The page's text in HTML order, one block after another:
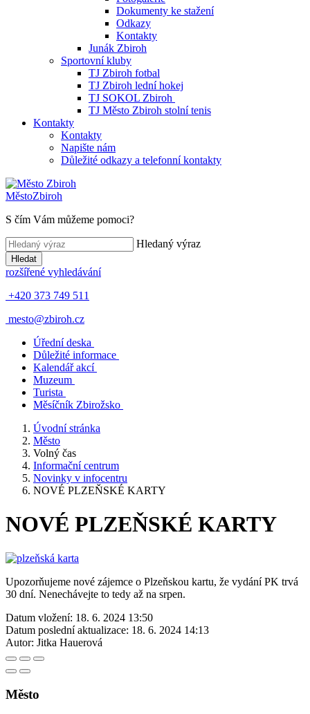
Dokumenty ke stažení
Odkazy
Kontakty
Junák Zbiroh
Sportovní kluby
TJ Zbiroh fotbal
TJ Zbiroh lední hokej
TJ SOKOL Zbiroh
TJ Město Zbiroh stolní tenis
Kontakty
Kontakty
Napište nám
Důležité odkazy a telefonní kontakty
MěstoZbiroh
S čím Vám můžeme pomoci?
Hledaný výraz
Hledat
rozšířené vyhledávání
+420 373 749 511
mesto@zbiroh.cz
Úřední deska
Důležité informace
Kalendář akcí
Muzeum
Turista
Měsíčník Zbirožsko
Úvodní stránka
Město
Volný čas
Informační centrum
Novinky v infocentru
NOVÉ PLZEŇSKÉ KARTY
NOVÉ PLZEŇSKÉ KARTY
Upozorňujeme nové zájemce o Plzeňskou kartu, že vydání PK trvá
30 dní. Nenechávejte to tedy až na srpen.
Datum vložení: 18. 6. 2024 13:50
Datum poslední aktualizace: 18. 6. 2024 14:13
Autor: Jitka Hauerová
Město